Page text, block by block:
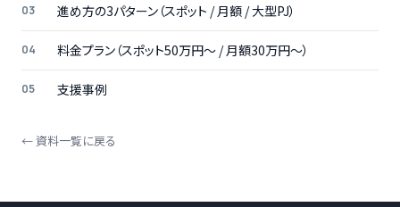
進め方の3パターン（スポット / 月額 / 大型PJ）
料金プラン（スポット50万円〜 / 月額30万円〜）
支援事例
← 資料一覧に戻る